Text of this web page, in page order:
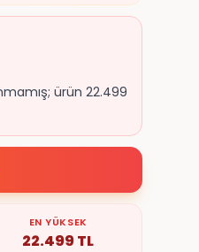
ürün 22.499
EN YÜKSEK
22.499TL